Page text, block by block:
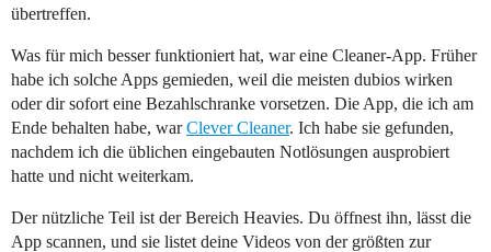
übertreffen.
Was für mich besser funktioniert hat, war eine Cleaner-App. Früher
habe ich solche Apps gemieden, weil die meisten dubios wirken
oder dir sofort eine Bezahlschranke vorsetzen. Die App, die ich am
Ende behalten habe, warClever Cleaner. Ich habe sie gefunden,
nachdem ich die üblichen eingebauten Notlösungen ausprobiert
hatte und nicht weiterkam.
Der nützliche Teil ist der Bereich Heavies. Du öffnest ihn, lässt die
App scannen, und sie listet deine Videos von der größten zur